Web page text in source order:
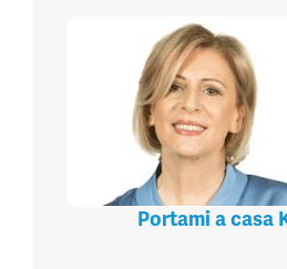
Portami a casa